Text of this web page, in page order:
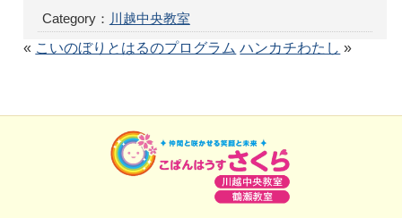
Category： 川越中央教室
« こいのぼりとはるのプログラム ハンカチわたし »